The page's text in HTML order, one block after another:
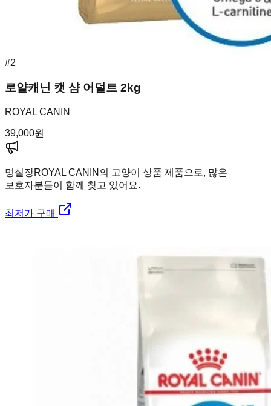
#2
로얄캐닌 캣 샴 어덜트 2kg
ROYAL CANIN
39,000원
멍실장ROYAL CANIN의 고양이 상품 제품으로, 많은
보호자분들이 함께 찾고 있어요.
최저가 구매